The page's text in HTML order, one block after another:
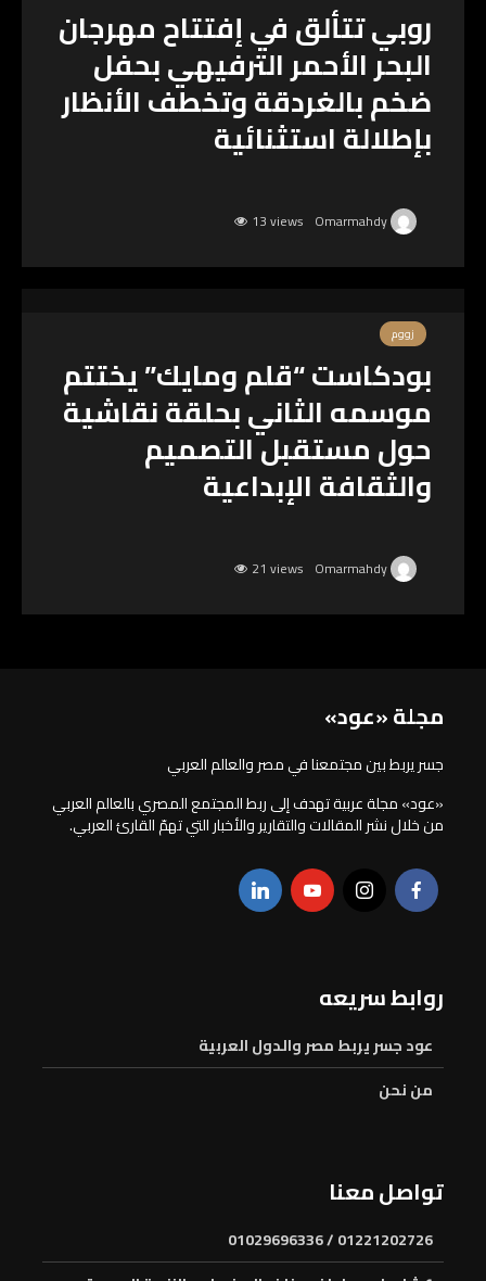
روبي تتألق في إفتتاح مهرجان
البحر الأحمر الترفيهي بحفل
ضخم بالغردقة وتخطف الأنظار
بإطلالة استثنائية
13 views
زووم
بودكاست “قلم ومايك” يختتم
موسمه الثاني بحلقة نقاشية
حول مستقبل التصميم
والثقافة الإبداعية
21 views
مجلة «عود»
جسر يربط بين مجتمعنا في مصر والعالم العربي
«عود» مجلة عربية تهدف إلى ربط المجتمع المصري بالعالم العربي
من خلال نشر المقالات والتقارير والأخبار التي تهمّ القارئ العربي.
روابط سريعه
عود جسر يربط مصر والدول العربية
من نحن
تواصل معنا
01221202726 / 01029696336